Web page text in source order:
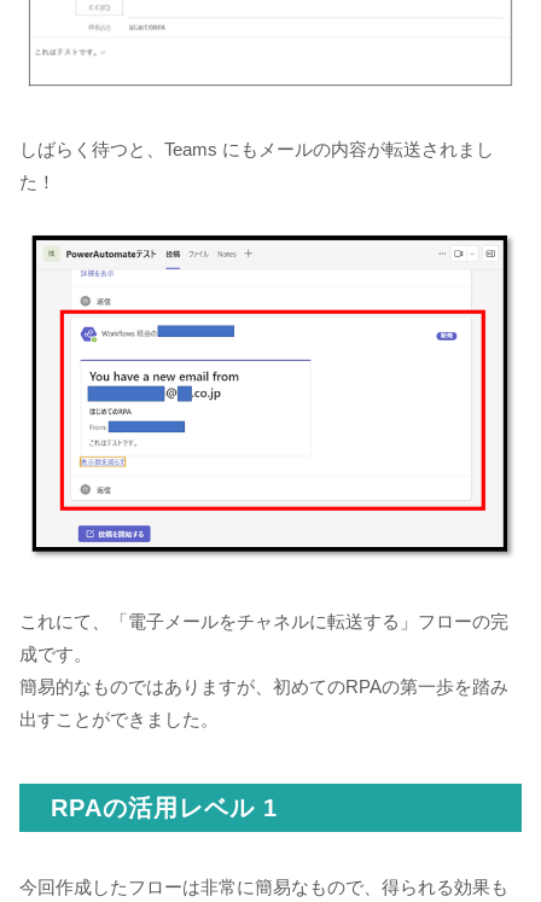
しばらく待つと、Teams にもメールの内容が転送されまし
た！
これにて、「電子メールをチャネルに転送する」フローの完
成です。
簡易的なものではありますが、初めてのRPAの第一歩を踏み
出すことができました。
RPAの活用レベル 1
今回作成したフローは非常に簡易なもので、得られる効果も